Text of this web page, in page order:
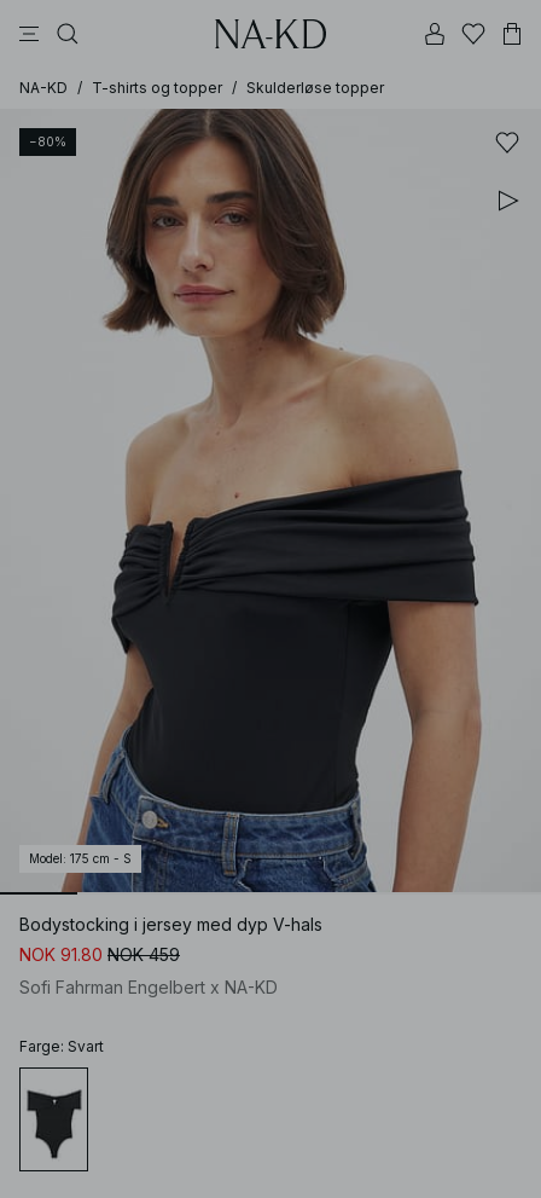
NA-KD / T-shirts og topper / Skulderløse topper
−80%
Model : 175 cm - S
Bodystocking i jersey med dyp V-hals
NOK 91.80 NOK 459
Sofi Fahrman Engelbert x NA-KD
Farge: Svart